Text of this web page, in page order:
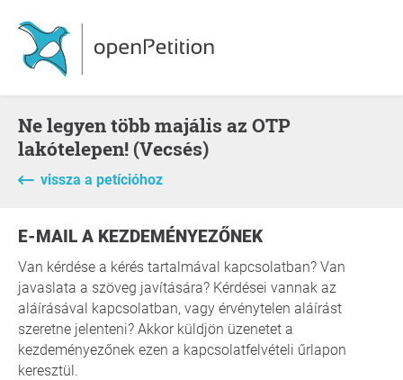
Ne legyen több majális az OTP
lakótelepen! (Vecsés)
vissza a petícióhoz
E-MAIL A KEZDEMÉNYEZŐNEK
Van kérdése a kérés tartalmával kapcsolatban? Van
javaslata a szöveg javítására? Kérdései vannak az
aláírásával kapcsolatban, vagy érvénytelen aláírást
szeretne jelenteni? Akkor küldjön üzenetet a
kezdeményezőnek ezen a kapcsolatfelvételi űrlapon
keresztül.